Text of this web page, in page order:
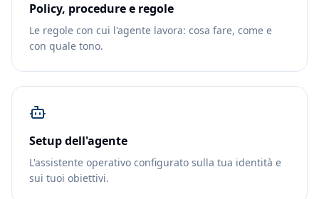
Policy, procedure e regole
Le regole con cui l'agente lavora: cosa fare, come e
con quale tono.
Setup dell'agente
L'assistente operativo configurato sulla tua identità e
sui tuoi obiettivi.